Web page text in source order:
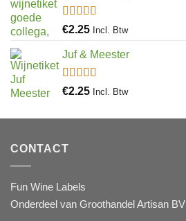
Gewaardeerd
€2.25 Incl. Btw
Juf & Meester
Gewaardeerd
€2.25 Incl. Btw
CONTACT
Fun Wine Labels
Onderdeel van Groothandel Artisan BV